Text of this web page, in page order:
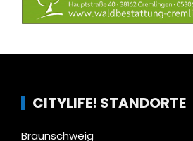
CITYLIFE! STANDORTE
Braunschweig